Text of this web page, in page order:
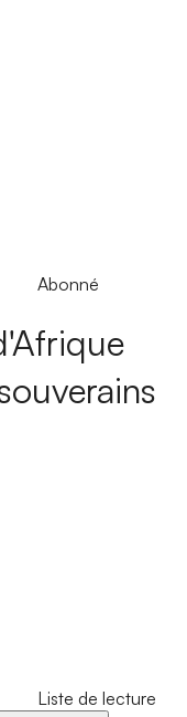
Abonné
Liste de lecture